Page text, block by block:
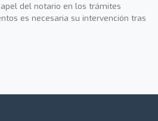
del notario en los trámites
es necesaria su intervención tras